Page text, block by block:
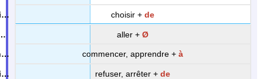
choisir + de
aller + Ø
commencer, apprendre + à
refuser, arrêter + de